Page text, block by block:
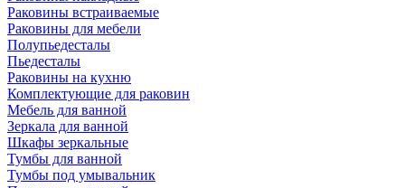
Раковины встраиваемые
Раковины для мебели
Полупьедесталы
Пьедесталы
Раковины на кухню
Комплектующие для раковин
Мебель для ванной
Зеркала для ванной
Шкафы зеркальные
Тумбы для ванной
Тумбы под умывальник